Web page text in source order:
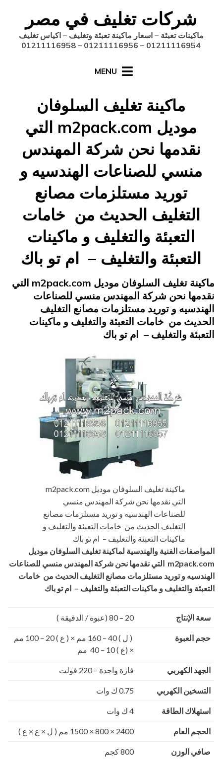
تغليف في مصر
تعبئة – اسعار ماكينة تعبئة وتغليف – اكياس تغليف
01211116954 – 01211116956 –
MENU
ماكينة تغليف السلوفان
موديل m2pack.com التي
نحن شركة المهندس
للصناعات الهندسيه و
توريد مستلزمات مصانع
الحديث من خامات
والتغليف و ماكينات
والتغليف – ام تو باك
on
ماكينة تغليف السلوفان موديل m2pack.com التي
نحن شركة المهندس منسي للصناعات
و توريد مستلزمات مصانع التغليف
من خامات التعبئة والتغليف و ماكينات
والتغليف – ام تو باك
ماكينة تغليف السلوفان موديل m2pack.com
التي نقدمها نحن شركة المهندس منسي
للصناعات الهندسيه و توريد مستلزمات مصانع
التغليف الحديث من خامات التعبئة والتغليف و
ماكينات التعبئة والتغليف – ام تو باك
الفنية والهندسية لماكينة تغليف السلوفان موديل
التي نقدمهانحن شركة المهندس منسي للصناعات
و توريد مستلزمات مصانع التغليف الحديث من خامات
والتغليف و ماكينات التعبئة والتغليف – ام تو باك
( ل ) 40 – 160 مم × ( ع ) 20 – 100 مم
فازة واحدة – 220 فولت
الكهربي 0.75 ك وات
الطاقة 4 ك وات